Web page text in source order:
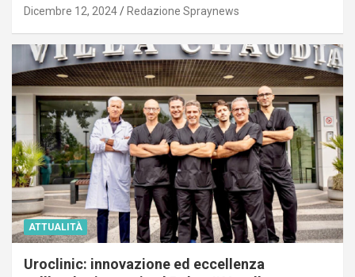
Dicembre 12, 2024 Redazione Spraynews
ATTUALITÀ
Uroclinic: innovazione ed eccellenza